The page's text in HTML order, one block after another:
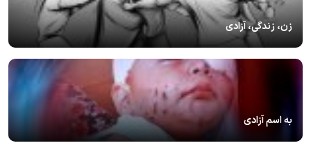
زن، زندگی، آزادی
به اسم آزادی